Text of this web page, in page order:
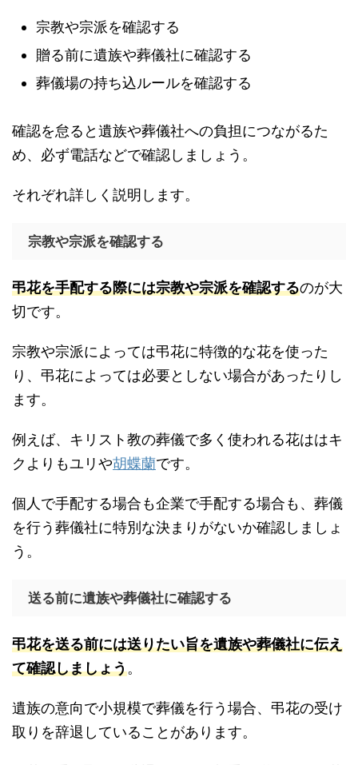
宗教や宗派を確認する
贈る前に遺族や葬儀社に確認する
葬儀場の持ち込ルールを確認する
確認を怠ると遺族や葬儀社への負担につながるた
め、必ず電話などで確認しましょう。
それぞれ詳しく説明します。
宗教や宗派を確認する
弔花を手配する際には宗教や宗派を確認するのが大
切です。
宗教や宗派によっては弔花に特徴的な花を使った
り、弔花によっては必要としない場合があったりし
ます。
例えば、キリスト教の葬儀で多く使われる花ははキ
クよりもユリや胡蝶蘭です。
個人で手配する場合も企業で手配する場合も、葬儀
を行う葬儀社に特別な決まりがないか確認しましょ
う。
送る前に遺族や葬儀社に確認する
弔花を送る前には送りたい旨を遺族や葬儀社に伝え
て確認しましょう。
遺族の意向で小規模で葬儀を行う場合、弔花の受け
取りを辞退していることがあります。